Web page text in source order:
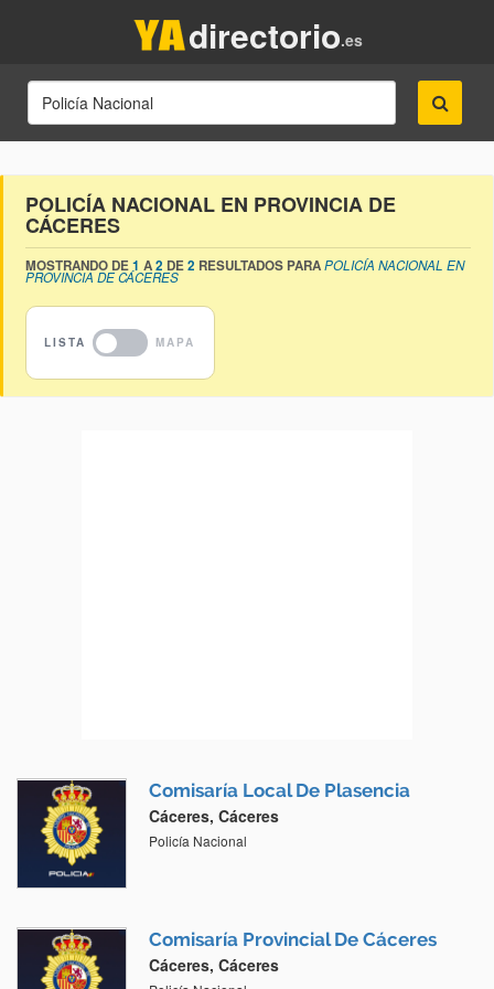
.es
directorio
POLICÍA NACIONAL EN PROVINCIA DE
CÁCERES
MOSTRANDO DE1 A2 DE2 RESULTADOS PARAPOLICÍA NACIONAL EN
PROVINCIA DE CÁCERES
Comisaría Local De Plasencia
Cáceres, Cáceres
Policía Nacional
Comisaría Provincial De Cáceres
Cáceres, Cáceres